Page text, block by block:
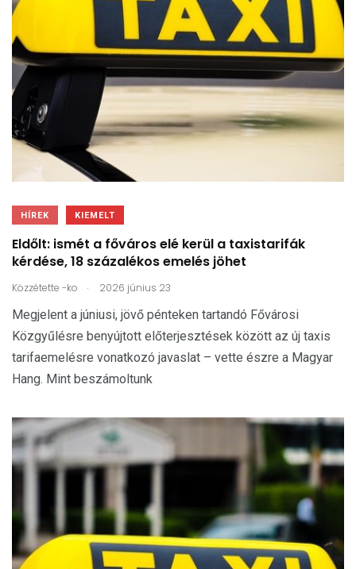
HÍREK KIEMELT
Eldőlt: ismét a főváros elé kerül a taxistarifák
kérdése, 18 százalékos emelés jöhet
Közzétette -ko . 2026 június 23
Megjelent a júniusi, jövő pénteken tartandó Fővárosi
Közgyűlésre benyújtott előterjesztések között az új taxis
tarifaemelésre vonatkozó javaslat – vette észre a Magyar
Hang. Mint beszámoltunk